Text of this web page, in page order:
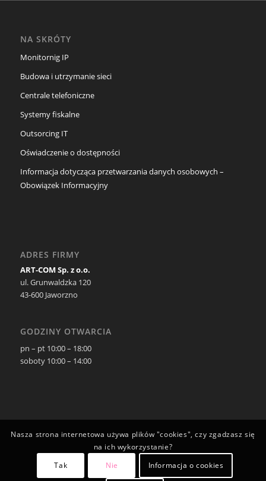
NA SKRÓTY
Monitornig IP
Budowa i utrzymanie sieci
Centrale telefoniczne
Systemy fiskalne
Outsorcing IT
Oświadczenie o dostępności
Informacja dotycząca przetwarzania danych osobowych –
Obowiązek Informacyjny
ADRES FIRMY
ART-COM Sp. z o.o.
ul. Grunwaldzka 120
43-600 Jaworzno
GODZINY OTWARCIA
pn – pt 10:00 – 18:00
soboty 10:00 – 14:00
Nasza strona internetowa używa plików "cookies", czy zgadzasz się
na ich wykorzystanie?
Tak
Nie Informacja o cookies